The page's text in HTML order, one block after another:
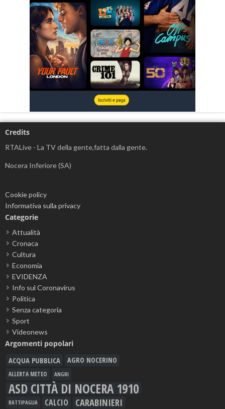
Credits
RTALive - La TV della gente,fatta dalla gente.
Nocera Inferiore (SA)
Cookie policy
Informativa sulla privacy
Categorie
Attualità
Cronaca
Cultura
Economia
EVIDENZA
Info sul Coronavirus
Politica
Senza categoria
Sport
Videonews
Argomenti popolari
ACQUA PUBBLICA AGRO NOCERINO
ALLERTA METEO ANGRI
ASD CITTÀ DI NOCERA 1910
BATTIPAGLIA CALCIO CARABINIERI